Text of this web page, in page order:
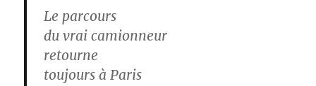
Le parcours
du vrai camionneur
retourne
toujours à Paris